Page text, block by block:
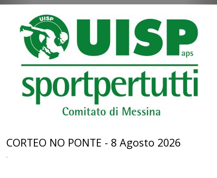
CORTEO NO PONTE - 8 Agosto 2026
.